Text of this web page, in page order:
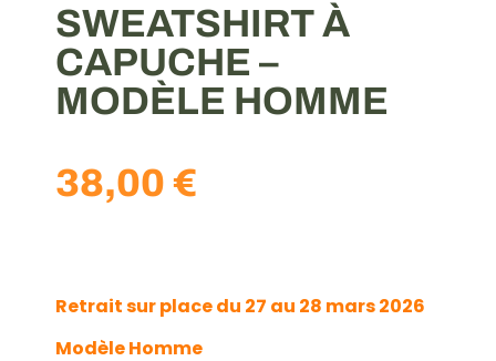
SWEATSHIRT À
CAPUCHE –
MODÈLE HOMME
38,00 €
Retrait sur place du 27 au 28 mars 2026
Modèle Homme